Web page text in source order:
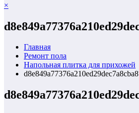
×
Главная
Ремонт пола
Напольная плитка для прихожей